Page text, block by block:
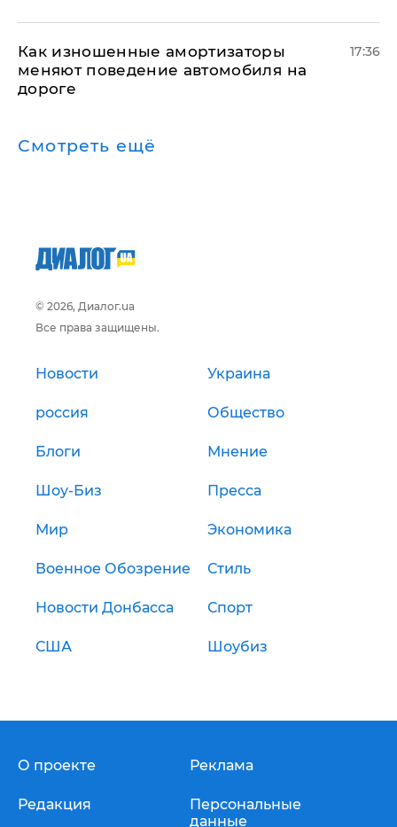
Как изношенные амортизаторы
меняют поведение автомобиля на
дороге
17:36
Смотреть ещё
© 2026, Диалог.ua
Все права защищены.
Новости Украина
россия Общество
Блоги Мнение
Шоу-Биз Пресса
Мир Экономика
Военное Обозрение Стиль
Новости Донбасса Спорт
США Шоубиз
О проекте
Редакция
Реклама
Персональные
данные